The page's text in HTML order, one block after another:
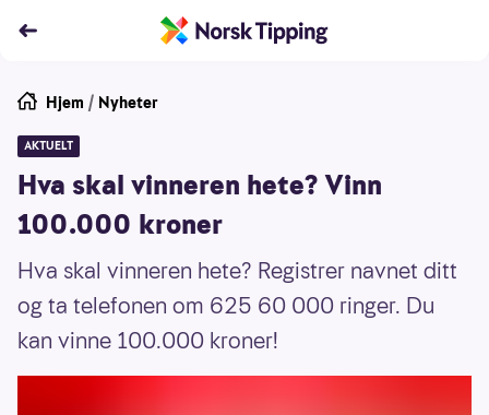
Hjem / Nyheter
AKTUELT
Hva skal vinneren hete? Vinn
100.000 kroner
Hva skal vinneren hete? Registrer navnet ditt
og ta telefonen om 625 60 000 ringer. Du
kan vinne 100.000 kroner!